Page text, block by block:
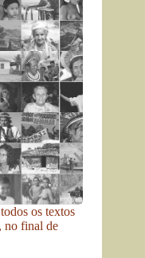
os textos
no final de